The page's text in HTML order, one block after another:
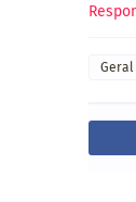
Geral